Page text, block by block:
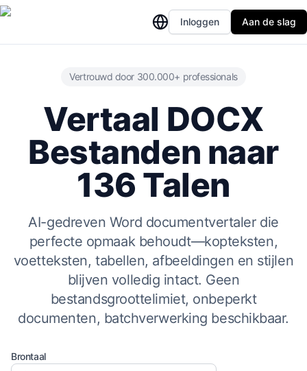
Inloggen Aan de slag
Vertrouwd door 300.000+ professionals
Vertaal DOCX
Bestanden naar
136 Talen
AI-gedreven Word documentvertaler die
perfecte opmaak behoudt—kopteksten,
voetteksten, tabellen, afbeeldingen en stijlen
blijven volledig intact. Geen
bestandsgroottelimiet, onbeperkt
documenten, batchverwerking beschikbaar.
Brontaal